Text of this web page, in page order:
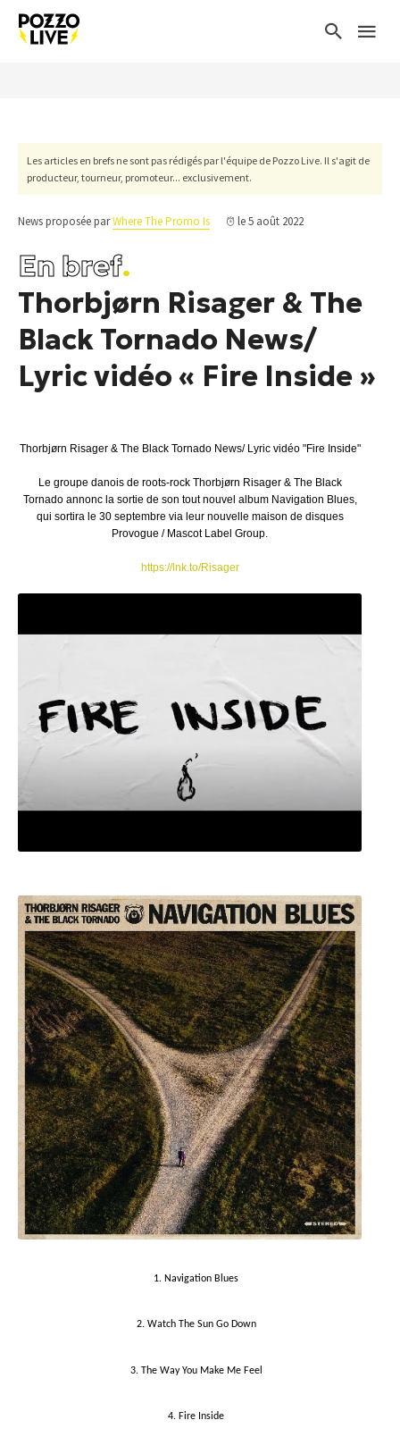
Les articles en brefs ne sont pas rédigés par l'équipe de Pozzo Live. Il s'agit de
producteur, tourneur, promoteur... exclusivement.
News proposée parWhere The Promo Is le 5 août 2022
En bref.
Thorbjørn Risager & The
Black Tornado News/
Lyric vidéo « Fire Inside »
Thorbjørn Risager & The Black Tornado News/ Lyric vidéo "Fire Inside"
Le groupe danois de roots-rock Thorbjørn Risager & The Black
Tornado annonc la sortie de son tout nouvel album Navigation Blues,
qui sortira le 30 septembre via leur nouvelle maison de disques
Provogue / Mascot Label Group.
https://lnk.to/Risager
1. Navigation Blues
2. Watch The Sun Go Down
3. The Way You Make Me Feel
4. Fire Inside